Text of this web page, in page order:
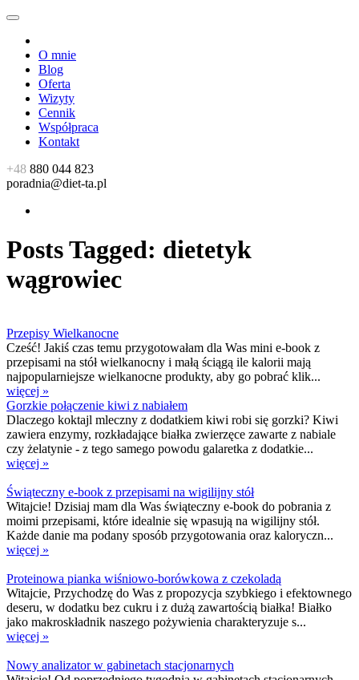
O mnie
Blog
Oferta
Wizyty
Cennik
Współpraca
Kontakt
+48 880 044 823
poradnia@diet-ta.pl
Posts Tagged: dietetyk
wągrowiec
Przepisy Wielkanocne
Cześć! Jakiś czas temu przygotowałam dla Was mini e-book z
przepisami na stół wielkanocny i małą ściągą ile kalorii mają
najpopularniejsze wielkanocne produkty, aby go pobrać klik...
więcej »
Gorzkie połączenie kiwi z nabiałem
Dlaczego koktajl mleczny z dodatkiem kiwi robi się gorzki? Kiwi
zawiera enzymy, rozkładające białka zwierzęce zawarte z nabiale
czy żelatynie - z tego samego powodu galaretka z dodatkie...
więcej »
Świąteczny e-book z przepisami na wigilijny stół
Witajcie! Dzisiaj mam dla Was świąteczny e-book do pobrania z
moimi przepisami, które idealnie się wpasują na wigilijny stół.
Każde danie ma podany sposób przygotowania oraz kaloryczn...
więcej »
Proteinowa pianka wiśniowo-borówkowa z czekoladą
Witajcie, Przychodzę do Was z propozycja szybkiego i efektownego
deseru, w dodatku bez cukru i z dużą zawartością białka! Białko
jako makroskładnik naszego pożywienia charakteryzuje s...
więcej »
Nowy analizator w gabinetach stacjonarnych